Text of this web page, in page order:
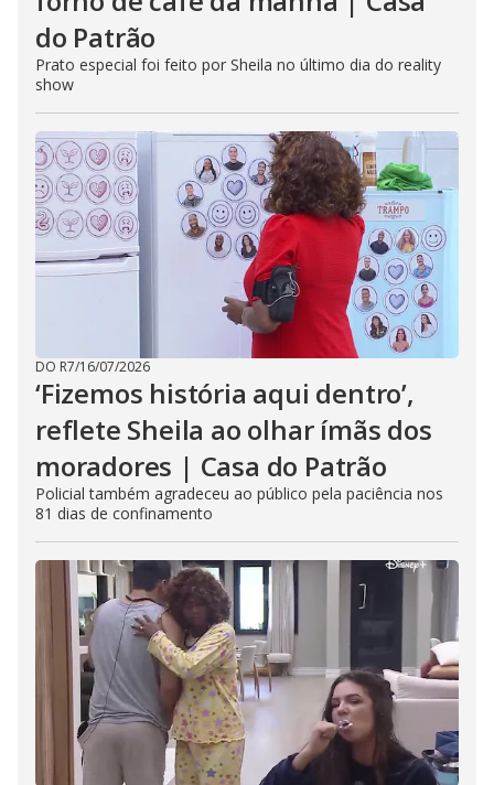
do Patrão
Prato especial foi feito por Sheila no último dia do reality
show
DO R7/16/07/2026
‘Fizemos história aqui dentro’,
reflete Sheila ao olhar ímãs dos
moradores | Casa do Patrão
Policial também agradeceu ao público pela paciência nos
81 dias de confinamento